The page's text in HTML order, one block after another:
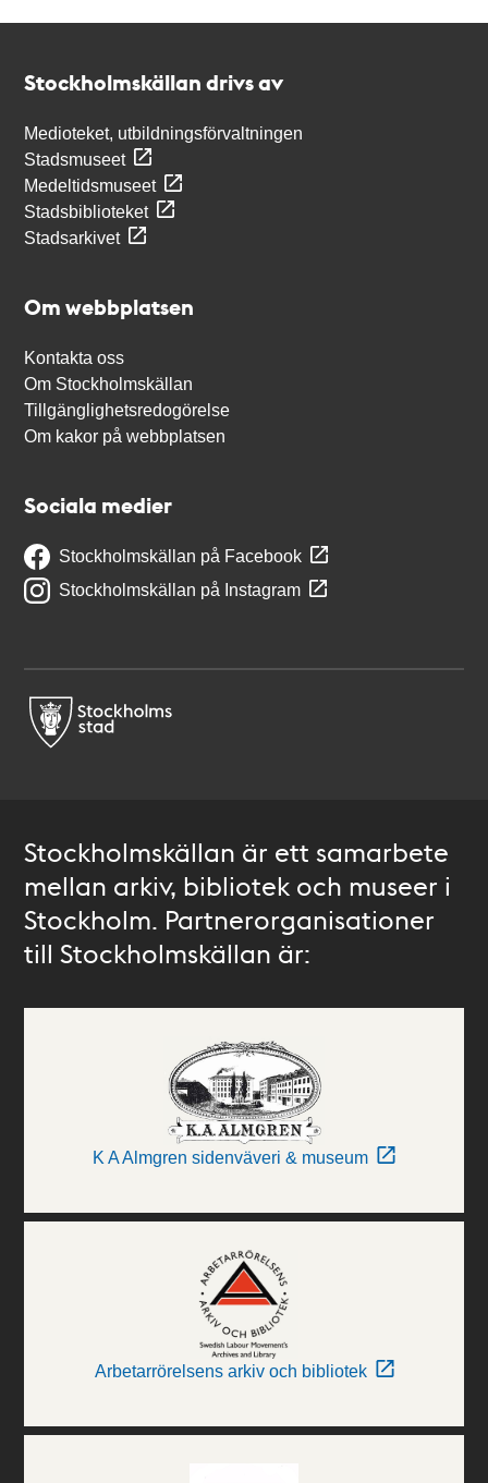
Stockholmskällan drivs av
Medioteket, utbildningsförvaltningen
Stadsmuseet
Medeltidsmuseet
Stadsbiblioteket
Stadsarkivet
Om webbplatsen
Kontakta oss
Om Stockholmskällan
Tillgänglighetsredogörelse
Om kakor på webbplatsen
Sociala medier
Stockholmskällan på Facebook
Stockholmskällan på Instagram
Stockholmskällan är ett samarbete
mellan arkiv, bibliotek och museer i
Stockholm. Partnerorganisationer
till Stockholmskällan är:
K A Almgren sidenväveri & museum
Arbetarrörelsens arkiv och bibliotek